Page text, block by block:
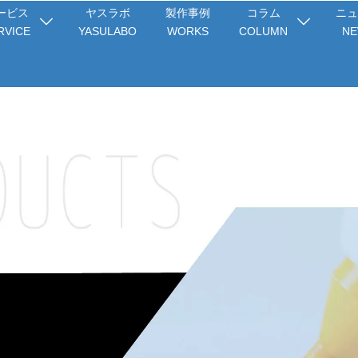
ビス
ヤスラボ
YASULABO
製作事例
WORKS
コラム
COLUMN
ニ